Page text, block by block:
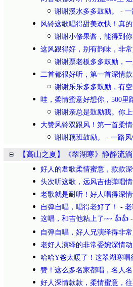
谢谢溪水多多鼓励。
-
风铃这歌唱得甜美欢快！真
谢谢小修果酱，能得到
这风跟得好，别有韵味，非常
谢谢票老板多多鼓励，一
二首都很好听，第一首深情
谢谢乐乐多多鼓励，有
哇，柔情蜜意好想你，500里
谢谢亲总是鼓励我。你上
大赞风铃双跟风！第一首柔
谢谢藕班鼓励。
- 一路
【高山之夏】《翠湖寒》静静流
好人的君歌柔情蜜意，款款深
头次听这歌，远风吉他弹唱
老歌就是耐听！好人唱得深情
自弹自唱，唱得老好了！
-
这唱，和吉他粘上了~~ 👍👍 -
自弹自唱，好人兄演绎得非常
老好人演绎的非常委婉深情动
哈哈Y爸太暖了！这翠湖寒
赞！这么多名家都唱，名人名
好人深情款款，柔情蜜意，